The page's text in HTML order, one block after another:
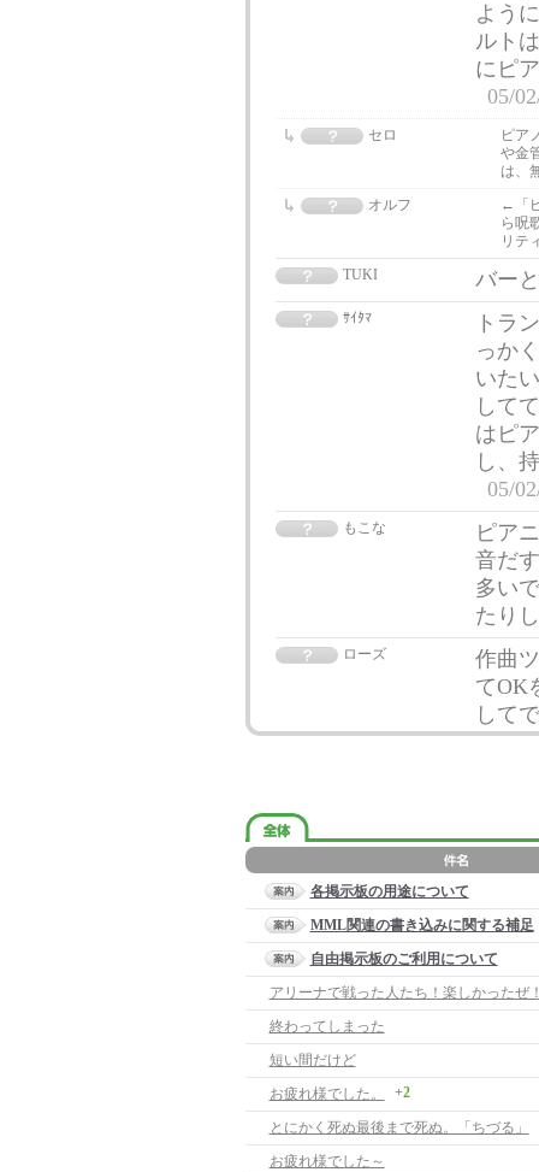
よう
ルト
にピ
05/
セロ
ピア
や金
は、
オルフ
←「
ら呪
リテ
TUKI
バー
ｻｲﾀﾏ
トラ
っか
いた
して
はピ
し、
05/
もこな
ピア
音だ
多い
たり
ローズ
作曲
てOK
して
各掲示板の用途について
MML関連の書き込みに関する補足
自由掲示板のご利用について
アリーナで戦った人たち！楽しかったぜ
終わってしまった
短い間だけど
お疲れ様でした。
+2
とにかく死ぬ最後まで死ぬ。「ちづる」
お疲れ様でした～